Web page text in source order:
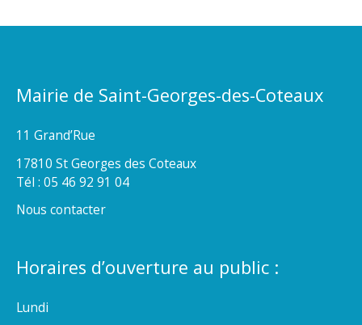
Mairie de Saint-Georges-des-Coteaux
11 Grand’Rue
17810 St Georges des Coteaux
Tél : 05 46 92 91 04
Nous contacter
Horaires d’ouverture au public :
Lundi